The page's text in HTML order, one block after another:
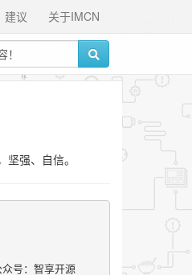
关于IMCN
建议
强、自信。
号：智享开源